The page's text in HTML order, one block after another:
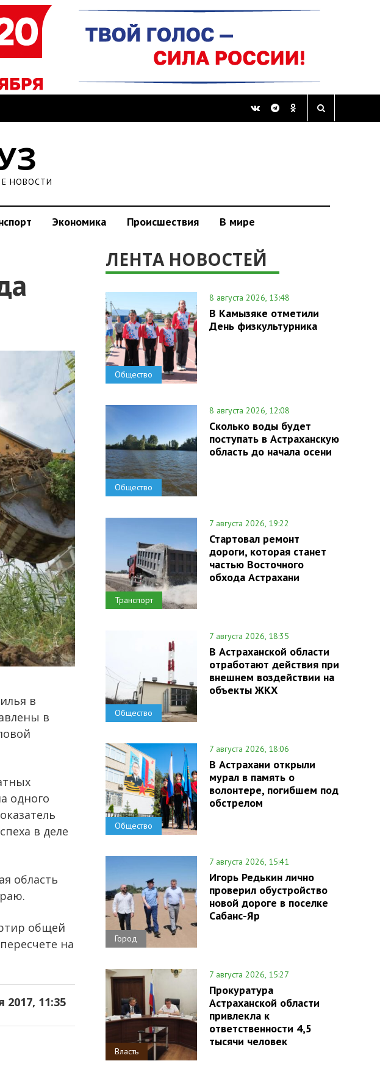
НОВОСТИ
Экономика Происшествия В мире
в
в
одного
в деле
область
общей
на
2017, 11:35
ЛЕНТА НОВОСТЕЙ
Общество
8 августа 2026, 13:48
В Камызяке отметили
День физкультурника
Общество
8 августа 2026, 12:08
Сколько воды будет
поступать в Астраханскую
область до начала осени
Транспорт
7 августа 2026, 19:22
Стартовал ремонт
дороги, которая станет
частью Восточного
обхода Астрахани
Общество
7 августа 2026, 18:35
В Астраханской области
отработают действия при
внешнем воздействии на
объекты ЖКХ
Общество
7 августа 2026, 18:06
В Астрахани открыли
мурал в память о
волонтере, погибшем под
обстрелом
Город
7 августа 2026, 15:41
Игорь Редькин лично
проверил обустройство
новой дороге в поселке
Сабанс-Яр
Власть
7 августа 2026, 15:27
Прокуратура
Астраханской области
привлекла к
ответственности 4,5
тысячи человек